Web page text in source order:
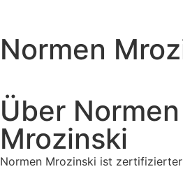
Normen
Über Normen
Mrozinski
Normen Mrozinski ist